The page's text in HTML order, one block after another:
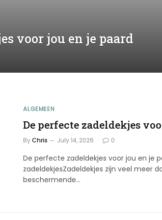
voor jou en je paard
ALGEMEEN
De perfecte zadeldekjes
By Chris July 14, 2026 0
De perfecte zadeldekjes voor jou en je
zadeldekjesZadeldekjes zijn veel meer
beschermende…